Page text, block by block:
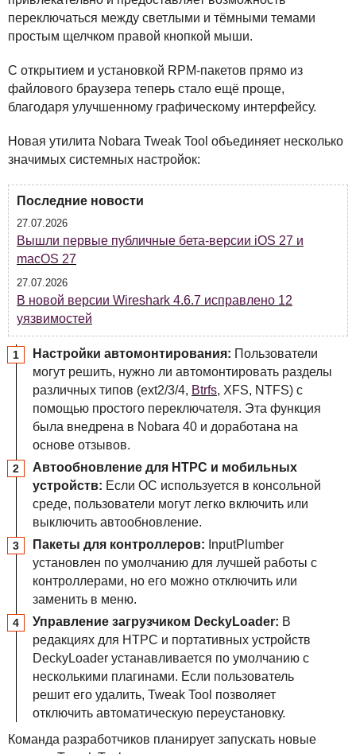
переключаться между светлыми и тёмными темами
простым щелчком правой кнопкой мыши.
С открытием и установкой RPM-пакетов прямо из
файлового браузера теперь стало ещё проще,
благодаря улучшенному графическому интерфейсу.
Новая утилита Nobara Tweak Tool объединяет несколько
значимых системных настройок:
Последние новости
27.07.2026
Вышли первые публичные бета-версии iOS 27 и
macOS 27
27.07.2026
В новой версии Wireshark 4.6.7 исправлено 12
уязвимостей
Настройки автомонтирования: Пользователи
могут решить, нужно ли автомонтировать разделы
различных типов (ext2/3/4, Btrfs, XFS, NTFS) с
помощью простого переключателя. Эта функция
была внедрена в Nobara 40 и доработана на
основе отзывов.
Автообновление для HTPC и мобильных
устройств: Если ОС используется в консольной
среде, пользователи могут легко включить или
выключить автообновление.
Пакеты для контроллеров: InputPlumber
установлен по умолчанию для лучшей работы с
контроллерами, но его можно отключить или
заменить в меню.
Управление загрузчиком DeckyLoader: В
редакциях для HTPC и портативных устройств
DeckyLoader устанавливается по умолчанию с
несколькими плагинами. Если пользователь
решит его удалить, Tweak Tool позволяет
отключить автоматическую переустановку.
Команда разработчиков планирует запускать новые